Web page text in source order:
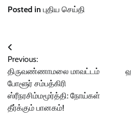
Posted in புதிய செய்தி
Post
navigation
Previous:
திருவண்ணாமலை மாவட்டம்
போளூர் சம்பத்கிரி
ஸ்ரீநரசிம்மமூர்த்தி: நோய்கள்
தீர்க்கும் பானகம்!